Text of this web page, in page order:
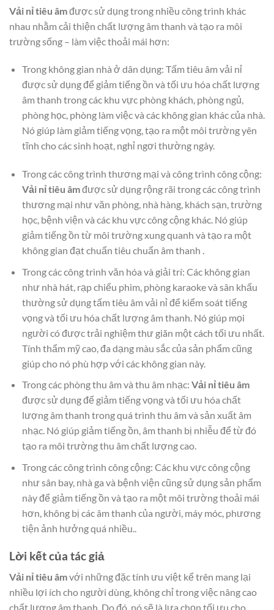
Vải nỉ tiêu âmđược sử dụng trong nhiều công trình khác
nhau nhằm cải thiện chất lượng âm thanh và tạo ra môi
trường sống – làm việc thoải mái hơn:
Trong không gian nhà ở dân dụng: Tấm tiêu âm vải nỉ
được sử dụng để giảm tiếng ồn và tối ưu hóa chất lượng
âm thanh trong các khu vực phòng khách, phòng ngủ,
phòng học, phòng làm việc và các không gian khác của nhà.
Nó giúp làm giảm tiếng vọng, tạo ra một môi trường yên
tĩnh cho các sinh hoạt, nghỉ ngơi thường ngày.
Trong các công trình thương mại và công trình công cộng:
Vải nỉ tiêu âmđược sử dụng rộng rãi trong các công trình
thương mại như văn phòng, nhà hàng, khách sạn, trường
học, bệnh viện và các khu vực công cộng khác. Nó giúp
giảm tiếng ồn từ môi trường xung quanh và tạo ra một
không gian đạt chuẩn tiêu chuẩn âm thanh .
Trong các công trình văn hóa và giải trí: Các không gian
như nhà hát, rạp chiếu phim, phòng karaoke và sân khấu
thường sử dụng tấm tiêu âm vải nỉ để kiểm soát tiếng
vọng và tối ưu hóa chất lượng âm thanh. Nó giúp mọi
người có được trải nghiệm thư giãn một cách tối ưu nhất.
Tính thẩm mỹ cao, đa dạng màu sắc của sản phẩm cũng
giúp cho nó phù hợp với các không gian này.
Trong các phòng thu âm và thu âm nhạc: Vải nỉ tiêu âm
được sử dụng để giảm tiếng vọng và tối ưu hóa chất
lượng âm thanh trong quá trình thu âm và sản xuất âm
nhạc. Nó giúp giảm tiếng ồn, âm thanh bị nhiễu để từ đó
tạo ra môi trường thu âm chất lượng cao.
Trong các công trình công cộng: Các khu vực công cộng
như sân bay, nhà ga và bệnh viện cũng sử dụng sản phẩm
này để giảm tiếng ồn và tạo ra một môi trường thoải mái
hơn, không bị các âm thanh của người, máy móc, phương
tiện ảnh hưởng quá nhiều..
Lời kết của tác giả
Vải nỉ tiêu âmvới những đặc tính ưu việt kể trên mang lại
nhiều lợi ích cho người dùng, không chỉ trong việc nâng cao
chất lượng âm thanh. Do đó, nó sẽ là lựa chọn tối ưu cho